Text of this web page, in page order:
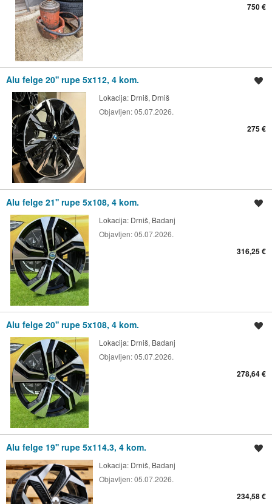
750 €
Alu felge 20'' rupe 5x112, 4 kom.
Lokacija: Drniš, Drniš
Objavljen:05.07.2026.
275 €
Alu felge 21'' rupe 5x108, 4 kom.
Lokacija: Drniš, Badanj
Objavljen:05.07.2026.
316,25 €
Alu felge 20'' rupe 5x108, 4 kom.
Lokacija: Drniš, Badanj
Objavljen:05.07.2026.
278,64 €
Alu felge 19'' rupe 5x114.3, 4 kom.
Lokacija: Drniš, Badanj
Objavljen:05.07.2026.
234,58 €